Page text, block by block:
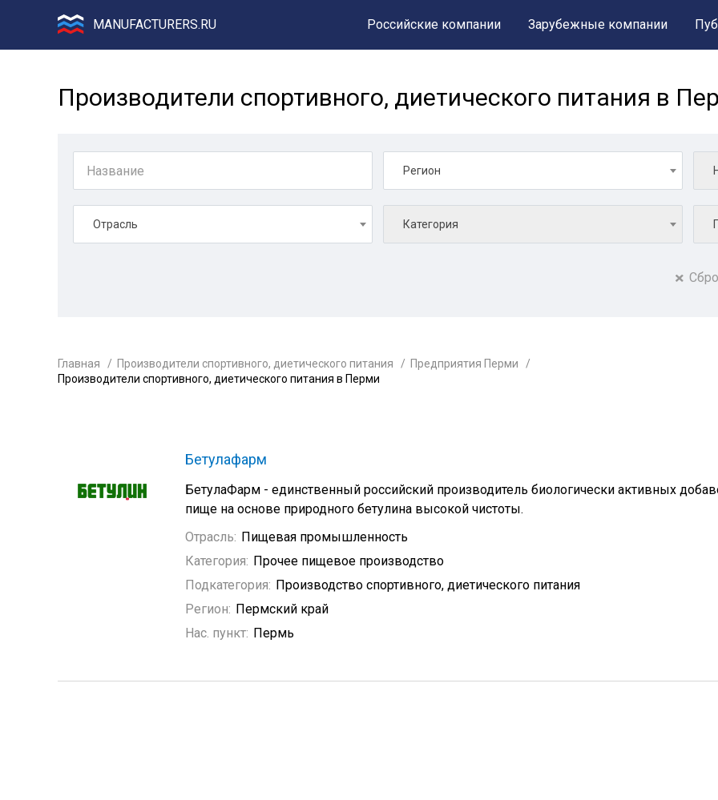
MANUFACTURERS.RU Российские компании Зарубежные компании
Производители спортивного, диетического питания в
Регион
Отрасль Категория
Главная Производители спортивного, диетического питания
Предприятия Перми
Производители спортивного, диетического питания в Перми
Бетулафарм
БетулаФарм - единственный российский производитель биологически активных
пище на основе природного бетулина высокой чистоты.
Отрасль: Пищевая промышленность
Категория: Прочее пищевое производство
Подкатегория: Производство спортивного, диетического питания
Регион: Пермский край
Нас. пункт: Пермь